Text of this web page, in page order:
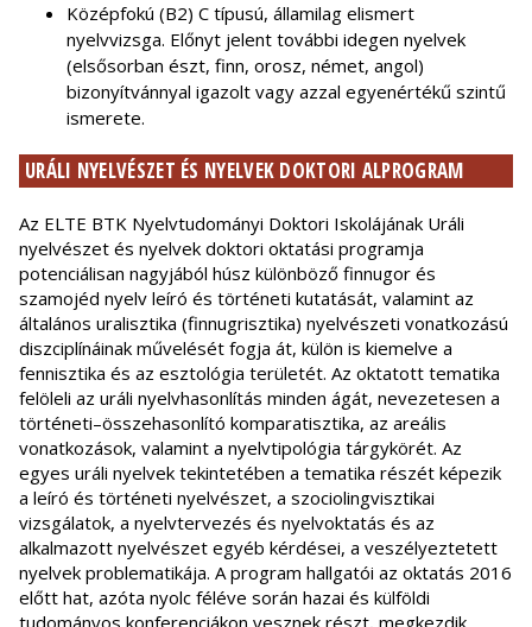
Középfokú (B2) C típusú, államilag elismert
nyelvvizsga. Előnyt jelent további idegen nyelvek
(elsősorban észt, finn, orosz, német, angol)
bizonyítvánnyal igazolt vagy azzal egyenértékű szintű
ismerete.
URÁLI NYELVÉSZET ÉS NYELVEK DOKTORI ALPROGRAM
Az ELTE BTK Nyelvtudományi Doktori Iskolájának Uráli
nyelvészet és nyelvek doktori oktatási programja
potenciálisan nagyjából húsz különböző finnugor és
szamojéd nyelv leíró és történeti kutatását, valamint az
általános uralisztika (finnugrisztika) nyelvészeti vonatkozású
diszciplínáinak művelését fogja át, külön is kiemelve a
fennisztika és az esztológia területét. Az oktatott tematika
felöleli az uráli nyelvhasonlítás minden ágát, nevezetesen a
történeti–összehasonlító komparatisztika, az areális
vonatkozások, valamint a nyelvtipológia tárgykörét. Az
egyes uráli nyelvek tekintetében a tematika részét képezik
a leíró és történeti nyelvészet, a szociolingvisztikai
vizsgálatok, a nyelvtervezés és nyelvoktatás és az
alkalmazott nyelvészet egyéb kérdései, a veszélyeztetett
nyelvek problematikája. A program hallgatói az oktatás 2016
előtt hat, azóta nyolc féléve során hazai és külföldi
tudományos konferenciákon vesznek részt, megkezdik